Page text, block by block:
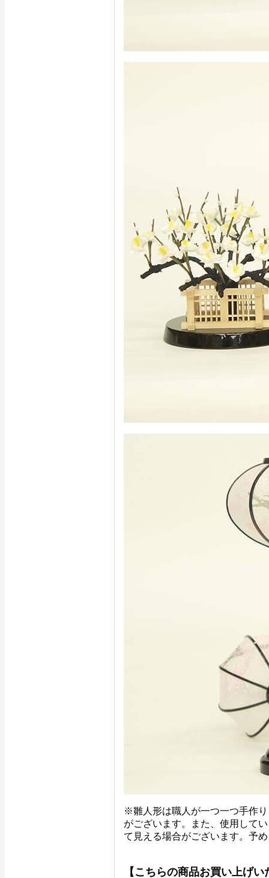
※雛人形は職人が一つ一つ手作
がございます。また、使用して
て見える場合がございます。予
【こちらの商品お買い上げ